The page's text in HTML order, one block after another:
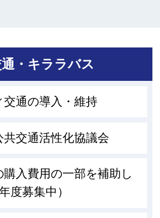
・キララバス
交通の導入・維持
共交通活性化協議会
入費用の一部を補助し
度募集中）